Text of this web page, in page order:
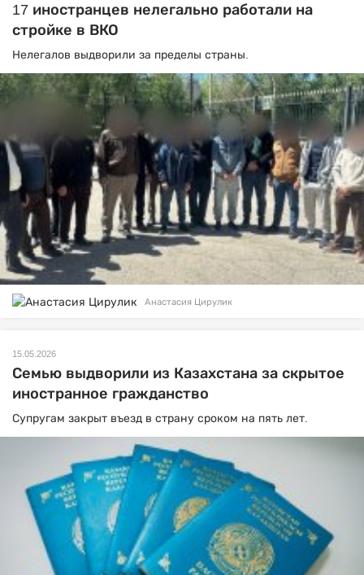
17 иностранцев нелегально работали на
стройке в ВКО
Нелегалов выдворили за пределы страны.
Анастасия Цирулик
15.05.2026
Семью выдворили из Казахстана за скрытое
иностранное гражданство
Супругам закрыт въезд в страну сроком на пять лет.